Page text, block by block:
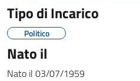
Tipo di Incarico
Politico
Nato il
Nato il 03/07/1959